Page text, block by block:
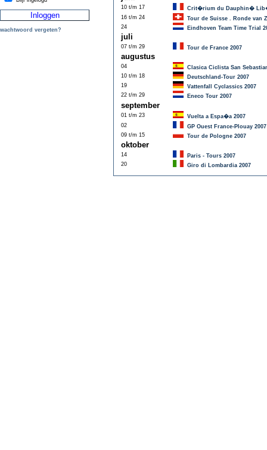
wachtwoord vergeten?
10 t/m 17
Crit�rium du Dauphin�
16 t/m 24
Tour de Suisse . Ronde van
24
Eindhoven Team Time Trial
juli
07 t/m 29 Tour de France 2007
augustus
04
Clasica Ciclista San
10 t/m 18
Deutschland-Tour 2007
19
Vattenfall Cyclassics 2007
22 t/m 29
Eneco Tour 2007
september
01 t/m 23
Vuelta a Espa�a 2007
02
GP Ouest France-Plouay 2007
09 t/m 15
Tour de Pologne 2007
oktober
14
Paris - Tours 2007
20
Giro di Lombardia 2007